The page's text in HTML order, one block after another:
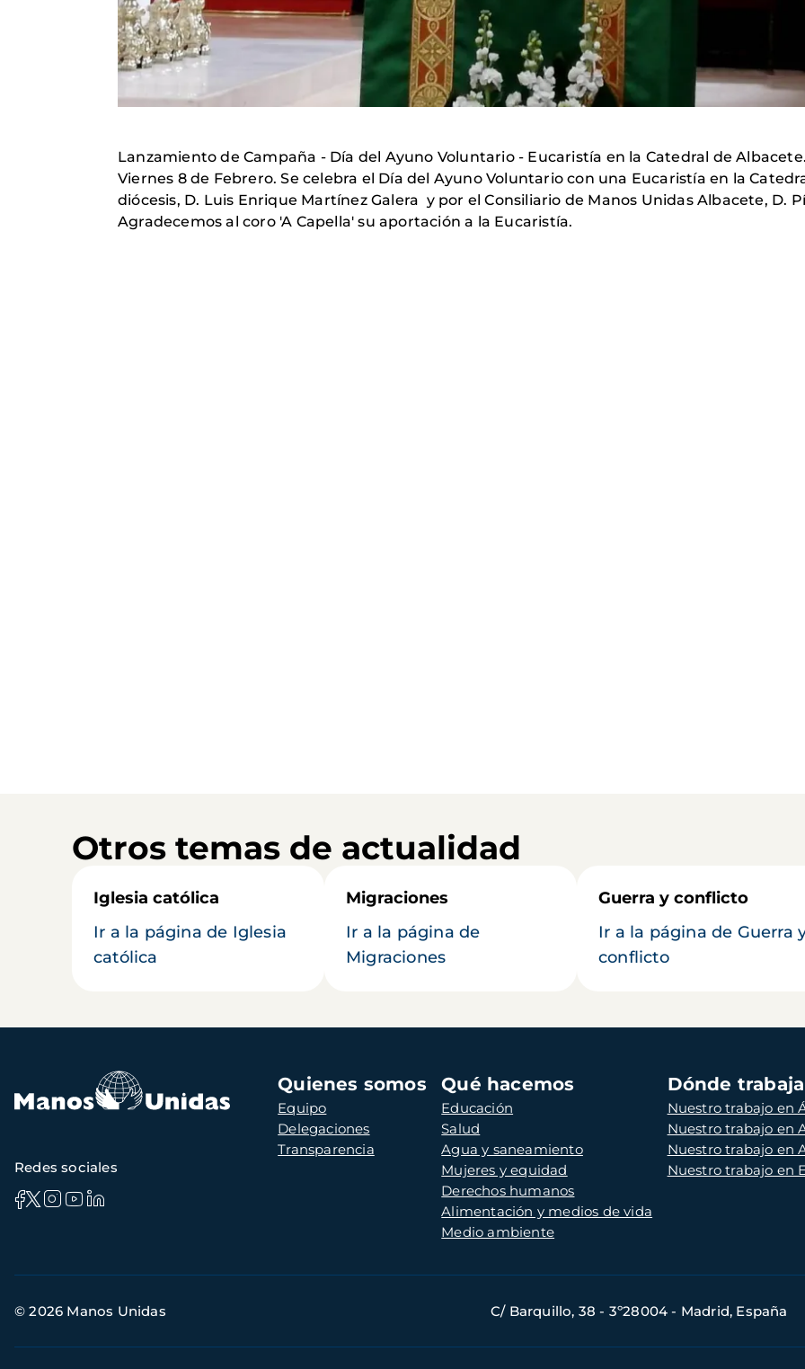
Lanzamiento de Campaña - Día del Ayuno Voluntario - Eucaristía en la Catedral de
Viernes 8 de Febrero. Se celebra el Día del Ayuno Voluntario con una Eucaristía en la
diócesis, D. Luis Enrique Martínez Galera y por el Consiliario de Manos Unidas Albacete, D.
Agradecemos al coro 'A Capella' su aportación a la Eucaristía.
Otros temas de actualidad
Iglesia católica
Ir a la página de Iglesia
católica
Migraciones
Ir a la página de
Migraciones
Guerra y conflicto
Ir a la página de Guerra
conflicto
Navegación
principal
Quienes somos
Equipo
Delegaciones
Transparencia
Qué hacemos
Educación
Salud
Agua y saneamiento
Mujeres y equidad
Derechos humanos
Alimentación y medios de vida
Medio ambiente
Dónde
Nuestro trabajo en
Nuestro trabajo en
Nuestro trabajo en
Nuestro trabajo en
Redes sociales
de
© 2026 Manos Unidas C/ Barquillo, 38 - 3º28004 - Madrid, España